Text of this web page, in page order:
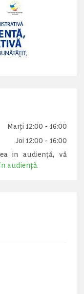
Marți 12:00 - 16:00
Joi 12:00 - 16:00
in audiență, vă
audiență.